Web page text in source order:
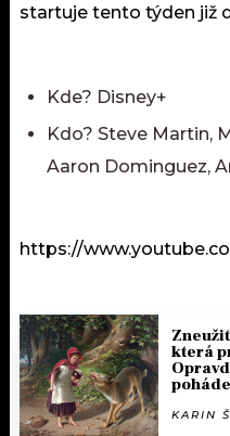
startuje tento týden již
Kde? Disney+
Kdo? Steve Martin,
Aaron Dominguez,
https://
která
KARIN